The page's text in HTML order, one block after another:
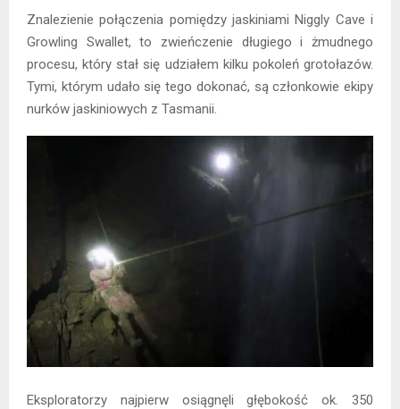
Znalezienie połączenia pomiędzy jaskiniami Niggly Cave i
Growling Swallet, to zwieńczenie długiego i żmudnego
procesu, który stał się udziałem kilku pokoleń grotołazów.
Tymi, którym udało się tego dokonać, są członkowie ekipy
nurków jaskiniowych z Tasmanii.
Eksploratorzy najpierw osiągnęli głębokość ok. 350